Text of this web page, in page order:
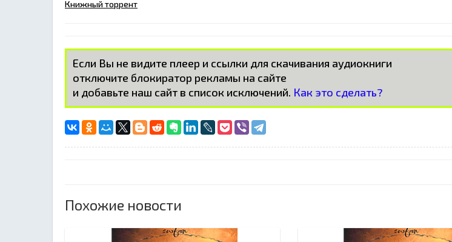
Книжный торрент
Если Вы не видите плеер и ссылки для скачивания аудиокниги
отключите блокиратор рекламы на сайте
и добавьте наш сайт в список исключений. Как это сделать?
Похожие новости